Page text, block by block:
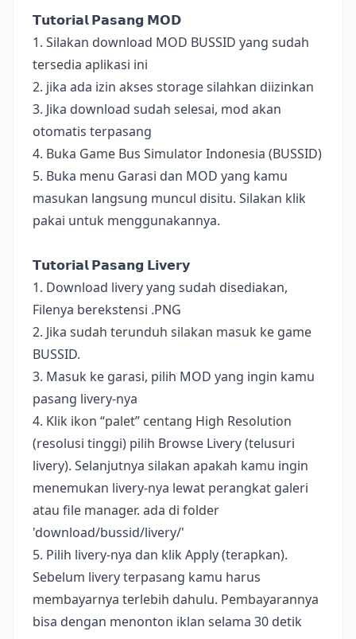
𝗧𝘂𝘁𝗼𝗿𝗶𝗮𝗹 𝗣𝗮𝘀𝗮𝗻𝗴 𝗠𝗢𝗗
1. Silakan download MOD BUSSID yang sudah
tersedia aplikasi ini
2. jika ada izin akses storage silahkan diizinkan
3. Jika download sudah selesai, mod akan
otomatis terpasang
4. Buka Game Bus Simulator Indonesia (BUSSID)
5. Buka menu Garasi dan MOD yang kamu
masukan langsung muncul disitu. Silakan klik
pakai untuk menggunakannya.
𝗧𝘂𝘁𝗼𝗿𝗶𝗮𝗹 𝗣𝗮𝘀𝗮𝗻𝗴 𝗟𝗶𝘃𝗲𝗿𝘆
1. Download livery yang sudah disediakan,
Filenya berekstensi .PNG
2. Jika sudah terunduh silakan masuk ke game
BUSSID.
3. Masuk ke garasi, pilih MOD yang ingin kamu
pasang livery-nya
4. Klik ikon “palet” centang High Resolution
(resolusi tinggi) pilih Browse Livery (telusuri
livery). Selanjutnya silakan apakah kamu ingin
menemukan livery-nya lewat perangkat galeri
atau file manager. ada di folder
'download/bussid/livery/'
5. Pilih livery-nya dan klik Apply (terapkan).
Sebelum livery terpasang kamu harus
membayarnya terlebih dahulu. Pembayarannya
bisa dengan menonton iklan selama 30 detik